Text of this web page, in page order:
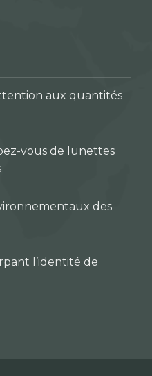
aux quantités
vous de lunettes
des
l’identité de